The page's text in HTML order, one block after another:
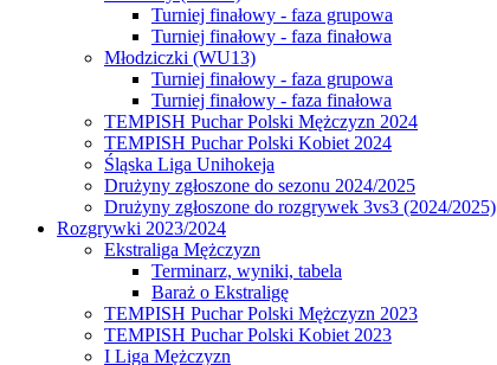
Turniej finałowy - faza grupowa
Turniej finałowy - faza finałowa
Młodziczki (WU13)
Turniej finałowy - faza grupowa
Turniej finałowy - faza finałowa
TEMPISH Puchar Polski Mężczyzn 2024
TEMPISH Puchar Polski Kobiet 2024
Śląska Liga Unihokeja
Drużyny zgłoszone do sezonu 2024/2025
Drużyny zgłoszone do rozgrywek 3vs3 (2024/2025)
Rozgrywki 2023/2024
Ekstraliga Mężczyzn
Terminarz, wyniki, tabela
Baraż o Ekstraligę
TEMPISH Puchar Polski Mężczyzn 2023
TEMPISH Puchar Polski Kobiet 2023
I Liga Mężczyzn